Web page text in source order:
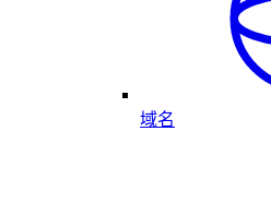
域名